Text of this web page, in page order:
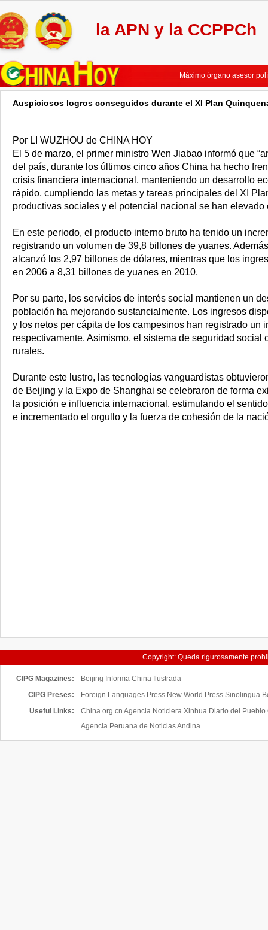
la APN y la CCPPCh
Máximo legislador chino
Máximo órgano asesor
Máximo órgamo asesor
Líderes chinos se
Máximo órgano asesor
Máximo órgamo asesor
Líderes chinos se
China pondrá mayor
Auspiciosos logros conseguidos durante el XI Plan
Por LI WUZHOU de CHINA HOY
El 5 de marzo, el primer ministro Wen Jiabao informó que
del país, durante los últimos cinco años China ha hecho
crisis financiera internacional, manteniendo un desarrollo
rápido, cumpliendo las metas y tareas principales del XI
productivas sociales y el potencial nacional se han elevado
En este periodo, el producto interno bruto ha tenido un
registrando un volumen de 39,8 billones de yuanes.
alcanzó los 2,97 billones de dólares, mientras que los
en 2006 a 8,31 billones de yuanes en 2010.
Por su parte, los servicios de interés social mantienen un
población ha mejorando sustancialmente. Los ingresos
y los netos per cápita de los campesinos han registrado un
respectivamente. Asimismo, el sistema de seguridad social
rurales.
Durante este lustro, las tecnologías vanguardistas
de Beijing y la Expo de Shanghai se celebraron de forma
la posición e influencia internacional, estimulando el
e incrementado el orgullo y la fuerza de cohesión de la
Copyright: Queda rigurosamente
CIPG Magazines: Beijing Informa China Ilustrada
CIPG Preses:
Foreign Languages Press New World Press Sinolingua
Useful Links:
China.org.cn Agencia Noticiera Xinhua Diario del Pueblo
Agencia Peruana de Noticias Andina